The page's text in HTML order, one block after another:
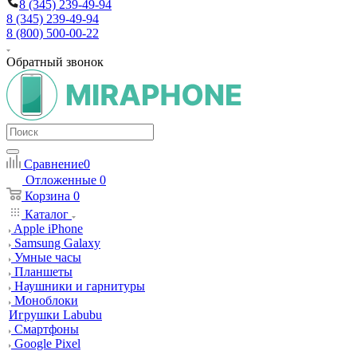
8 (345) 239-49-94
8 (345) 239-49-94
8 (800) 500-00-22
Обратный звонок
Сравнение0
Отложенные 0
Корзина 0
Каталог
Apple iPhone
Samsung Galaxy
Умные часы
Планшеты
Наушники и гарнитуры
Моноблоки
Игрушки Labubu
Смартфоны
Google Pixel